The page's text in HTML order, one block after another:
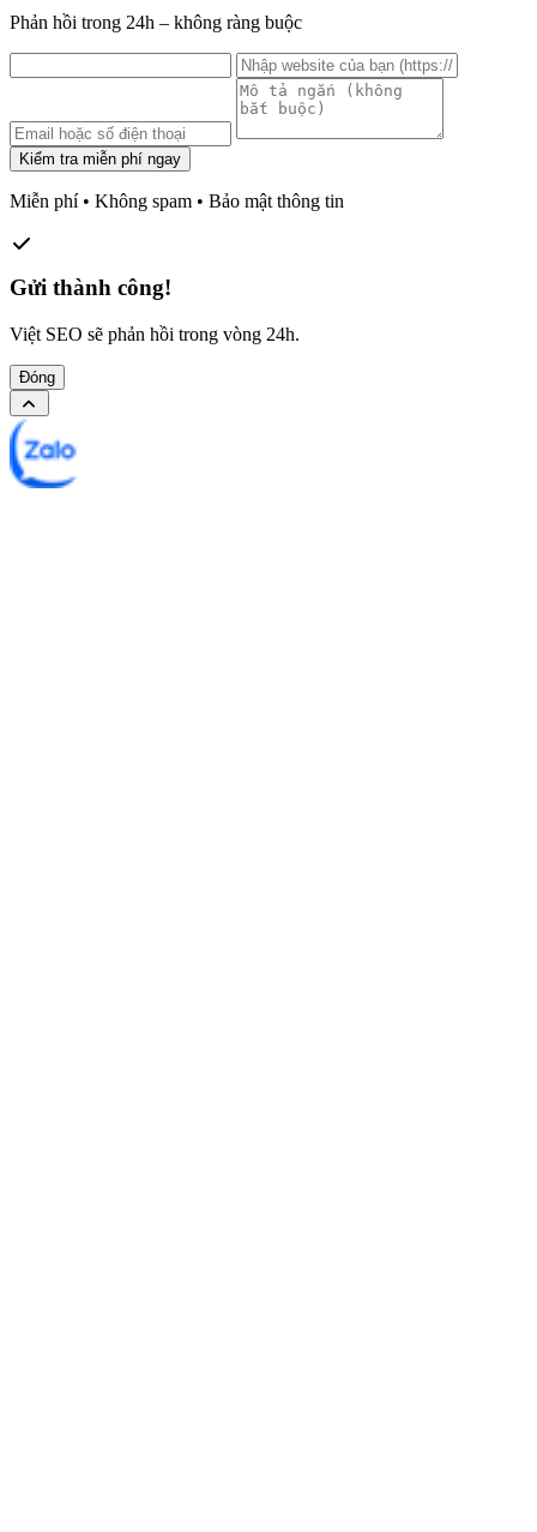
Phản hồi trong 24h – không ràng buộc
Kiểm tra miễn phí ngay
Miễn phí • Không spam • Bảo mật thông tin
Gửi thành công!
Việt SEO sẽ phản hồi trong vòng 24h.
Đóng